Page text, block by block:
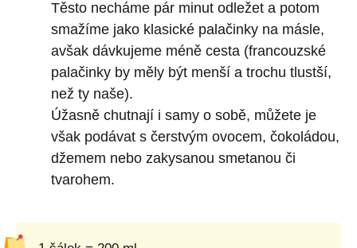
Těsto necháme pár minut odležet a potom
smažíme jako klasické palačinky na másle,
avšak dávkujeme méně cesta (francouzské
palačinky by měly být menší a trochu tlustší,
než ty naše).
Úžasně chutnají i samy o sobě, můžete je
však podávat s čerstvým ovocem, čokoládou,
džemem nebo zakysanou smetanou či
tvarohem.